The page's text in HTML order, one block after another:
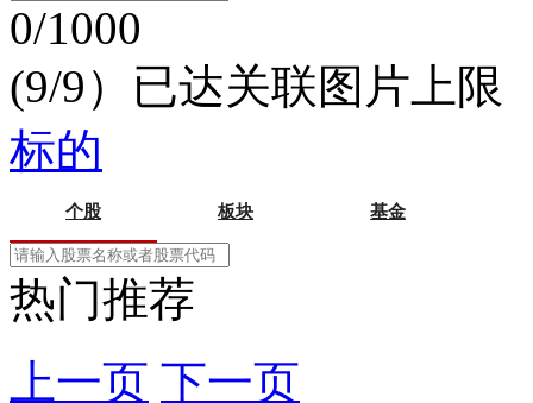
0/1000
(9/9）已达关联图片上限
标的
个股 板块 基金
热门推荐
上一页 下一页